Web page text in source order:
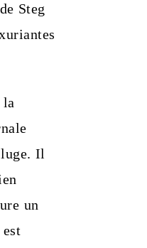
Steg
la
luge. Il
un